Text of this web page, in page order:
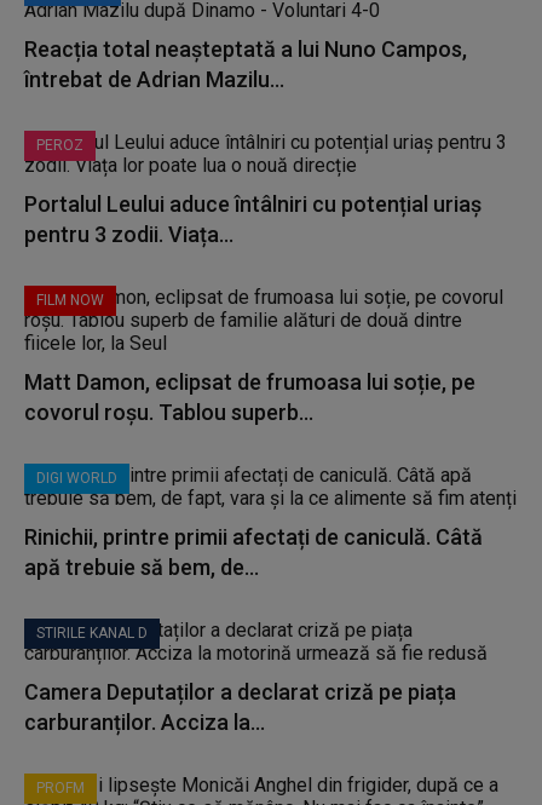
Reacția total neașteptată a lui Nuno Campos,
întrebat de Adrian Mazilu...
PEROZ
Portalul Leului aduce întâlniri cu potențial uriaș
pentru 3 zodii. Viața...
FILM NOW
Matt Damon, eclipsat de frumoasa lui soție, pe
covorul roșu. Tablou superb...
DIGI WORLD
Rinichii, printre primii afectați de caniculă. Câtă
apă trebuie să bem, de...
STIRILE KANAL D
Camera Deputaților a declarat criză pe piața
carburanților. Acciza la...
PROFM